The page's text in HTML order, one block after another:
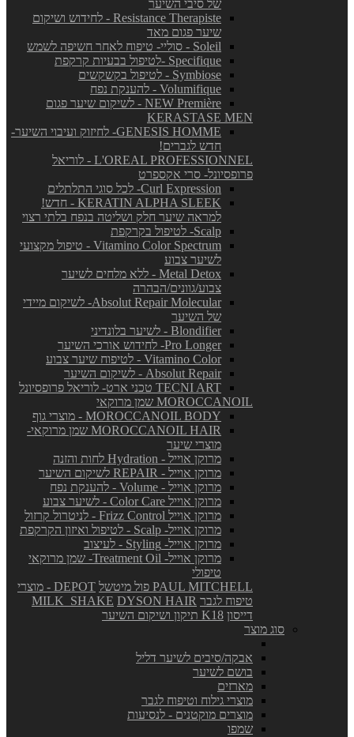
של סיבי השיער
Resistance Therapiste - לחידוש ושיקום
שיער פגום מאד
Soleil - סוליי- טיפוח לאחר חשיפה לשמש
Specifique -לטיפול בבעיות קרקפת
Symbiose - לטיפול בקשקשים
Volumifique - להענקת נפח
NEW Première - לשיקום שיער פגום
KERASTASE MEN
GENESIS HOMME- לחיזוק ועיבוי השיער-
חדש לגברים!
L'OREAL PROFESSIONNEL - לוריאל
פרופסיונל- סרי אקספרט
Curl Expression- לכל סוגי התלתלים
KERATIN ALPHA SLEEK - חדש!
למראה שיער חלק ושליטה בנפח בלתי רצוי
Scalp- לטיפול בקרקפת
Vitamino Color Spectrum - טיפול מקצועי
לשיער צבוע
Metal Detox - ללא מלחים לשיער
צבוע/גוונים/הבהרה
Absolut Repair Molecular- לשיקום מיידי
של השיער
Blondifier - לשיער בלונדיני
Pro Longer- לחידוש אורכי השיער
Vitamino Color - לטיפוח שיער צבוע
Absolut Repair - לשיקום השיער
TECNI ART טכני ארט- לוריאל פרופסיונל
MOROCCANOIL שמן מרוקאי
MOROCCANOIL BODY - מוצרי גוף
MOROCCANOIL HAIR שמן מרוקאי-
מוצרי שיער
מרוקן אוייל - Hydration לחות והזנה
מרוקן אוייל - REPAIR לשיקום השיער
מרוקן אוייל - Volume - להענקת נפח
מרוקן אוייל Color Care - לשיער צבוע
מרוקן אוייל Frizz Control - לניטרול קרזול
מרוקן אוייל- Scalp - לטיפול ואיזון הקרקפת
מרוקן אוייל- Styling - לעיצוב
מרוקן אוייל- Treatment Oil- שמן מרוקאי
טיפולי
PAUL MITCHELL פול מיטשל
DEPOT - מוצרי
טיפוח לגבר
MILK_SHAKE DYSON HAIR
דייסון K18 תיקון ושיקום השיער
סוג מוצר
אבקה/סיבים לשיער דליל
בושם לשיער
מארזים
מוצרי גילוח וטיפוח לגבר
מוצרים מוקטנים - לנסיעות
שמפו